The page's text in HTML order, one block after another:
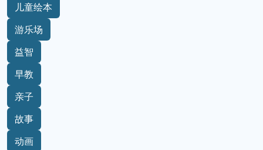
儿童绘本
游乐场
益智
早教
亲子
故事
动画